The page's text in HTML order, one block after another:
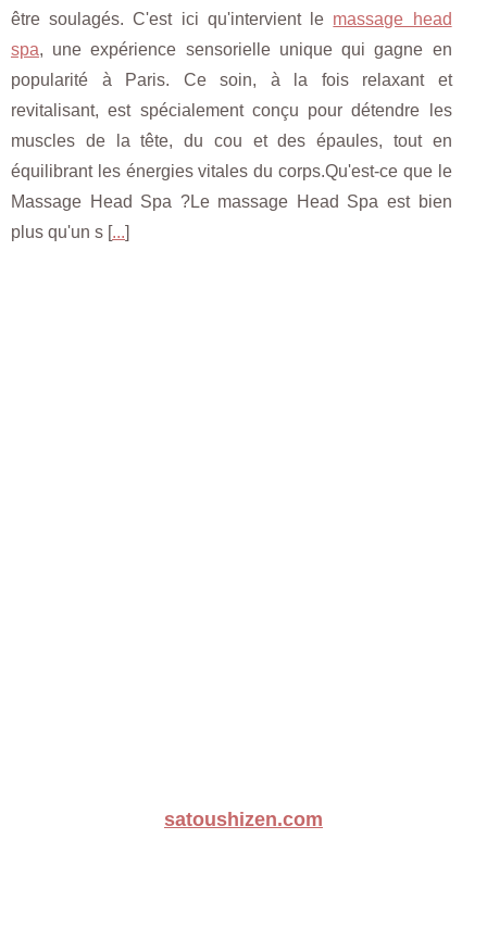
être soulagés. C'est ici qu'intervient le massage head
spa, une expérience sensorielle unique qui gagne en
popularité à Paris. Ce soin, à la fois relaxant et
revitalisant, est spécialement conçu pour détendre les
muscles de la tête, du cou et des épaules, tout en
équilibrant les énergies vitales du corps.Qu'est-ce que le
Massage Head Spa ?Le massage Head Spa est bien
plus qu'un s [...]
satoushizen.com